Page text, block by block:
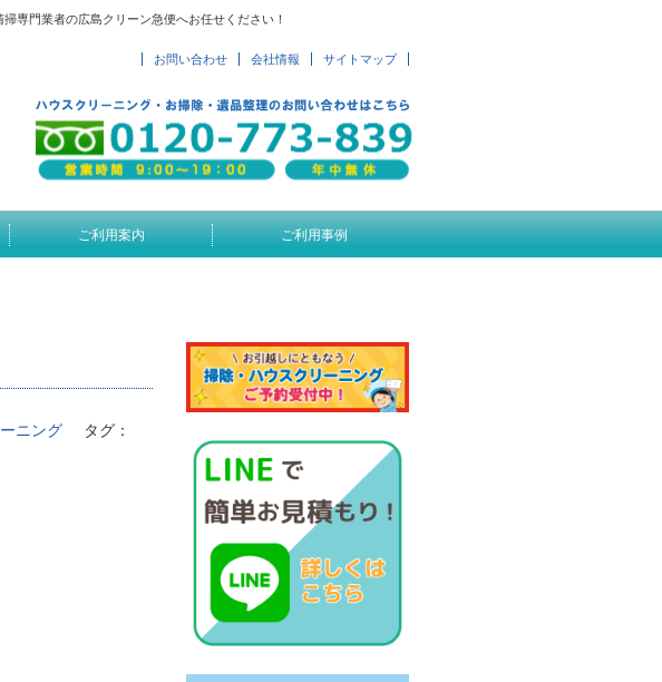
門業者の広島クリーン急便へお任せください！
お問い合わせ 会社情報 サイトマップ
ご利用案内 ご利用事例
ニング タグ：